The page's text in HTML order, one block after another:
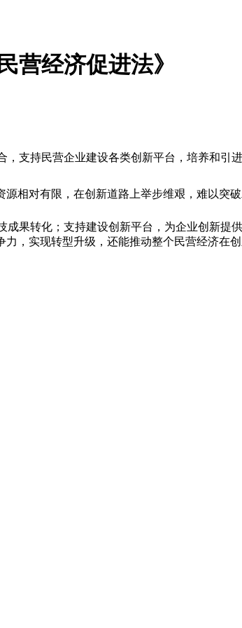
营经济促进法》
支持民营企业建设各类创新平台，培养和引
相对有限，在创新道路上举步维艰，难以突
果转化；支持建设创新平台，为企业创新提
，实现转型升级，还能推动整个民营经济在